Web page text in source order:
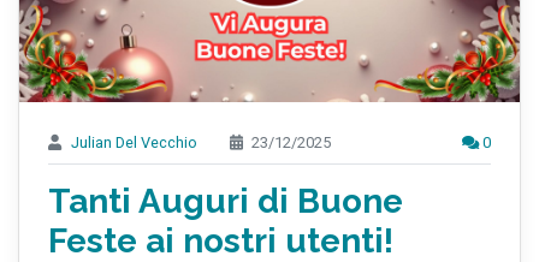
Julian Del Vecchio 23/12/2025 0
Tanti Auguri di Buone
Feste ai nostri utenti!